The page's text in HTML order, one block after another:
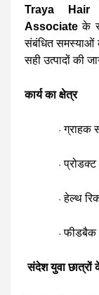
Traya Hair
Associate के
संबंधित समस्याओं
सही उत्पादों की
कार्य का क्षेत्र
·ग्राहक
·प्रोडक्ट
·हेल्थ
·फीडबैक
संदेश युवा छात्रों